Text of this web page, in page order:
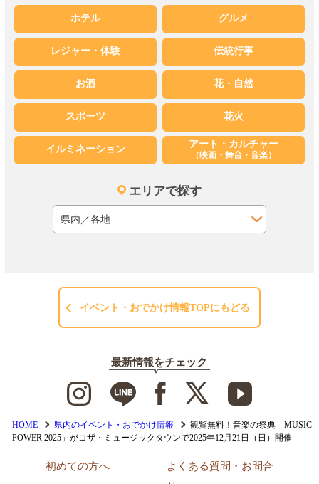
ホテル グルメ
レジャー・体験 伝統行事
お酒 花・自然
スポーツ 花火
イルミネーション アート・カルチャー
（映画・舞台・音楽）
エリアで探す
イベント・おでかけ情報TOPにもどる
最新情報をチェック
HOME 県内のイベント・おでかけ情報
観覧無料！音楽の祭典「MUSIC
POWER 2025」がコザ・ミュージックタウンで2025年12月21日（日）開催
初めての方へ
よくある質問・お問合